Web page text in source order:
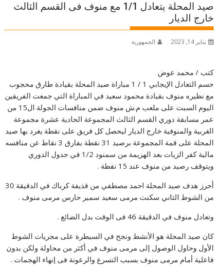
صيد المحلة يتعادل 1/1 مع منوف فى القسم الثالث
خارج الديار
يناير 14, 2023 الجمهورية
كتب / محمد عوض
حسم التعادل الإيجابي 1 / 1 مباراة صيد المحلة بقيادة طارق محجوب
مع نظيره منوف بقيادة محمود سعيد في المباراة التي جمعت الفريقين
اليوم السبت على ملعب م.ش منوف ضمن منافسات الجولة ال15 من
عمر مسابقة دوري القسم الثالث المجموعة الحادية عشرة مجموعة
الغربية والمنوفية خارج الديار ليحصل كل فريق على نقطة يغرد بها صيد
المحلة على قمة المجموعة برصيد 31 نقطة بفارق 3 نقاط عن منافسه
مالية كفر الزيات بعد الهزيمة من سمنود 1/2 في جدول الدوري
ويتوقف رصيد من منوف عند 15 نقطة .
أحرز هدف صيد المحلة احمد مصطفي من قذيفة كرباك في الدقيقة 30
من الشوط الثاني سكنت مرمى سعيد سمير حارس مرمى منوف .
وتعادل منوف في الدقيقة 46 فى الوقت بدل الضائع .
كان صيد المحلة هو الأنشط ونجح في السيطرة على مجريات الشوط
الأول وحاول الوصول إلى مرمى منوف في أكثر من محاولة ولكن بدون
فاعلية أمام مرمى منوف بسبب التسرع والرعونة فى إنهاء الهجمات .